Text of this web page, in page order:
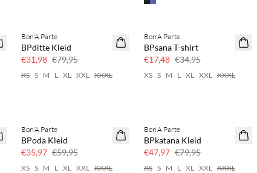
SAVE20
Bon'A Parte
BPditte Kleid
€31,98 €79,95
XS S M L XL XXL XXXL
50 % Rabatt
Bon'A Parte
BPsana T-shirt
€17,48 €34,95
XS S M L XL XXL XXXL
40 % Rabatt
Bon'A Parte
BPoda Kleid
€35,97 €59,95
XS S M L XL XXL XXXL
40 % Rabatt
Bon'A Parte
BPkatana Kleid
€47,97 €79,95
XS S M L XL XXL XXXL